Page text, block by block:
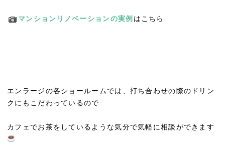
マンションリノベーションの実例はこちら
エンラージの各ショールームでは、打ち合わせの際のドリン
クにもこだわっているので
カフェでお茶をしているような気分で気軽に相談ができます